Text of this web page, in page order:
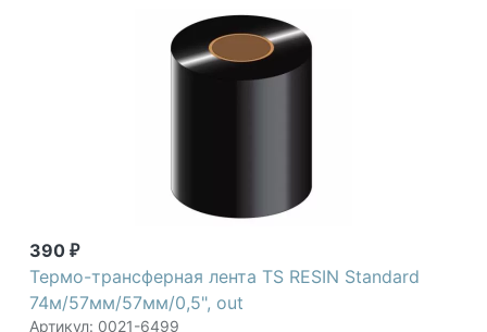
390 ₽
Термо-трансферная лента TS RESIN Standard
74м/57мм/57мм/0,5", out
Артикул: 0021-6499